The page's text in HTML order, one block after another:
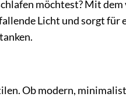
möchtest? Mit dem
Licht und sorgt für
Ob modern,